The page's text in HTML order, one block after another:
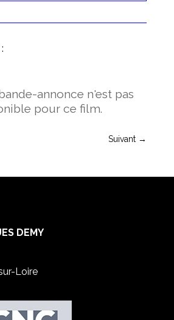
annonce n'est pas
pour ce film.
Suivant →
DEMY
Loire